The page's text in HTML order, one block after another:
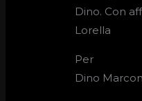
Dino. Con
Lorella
Per
Dino Marcon